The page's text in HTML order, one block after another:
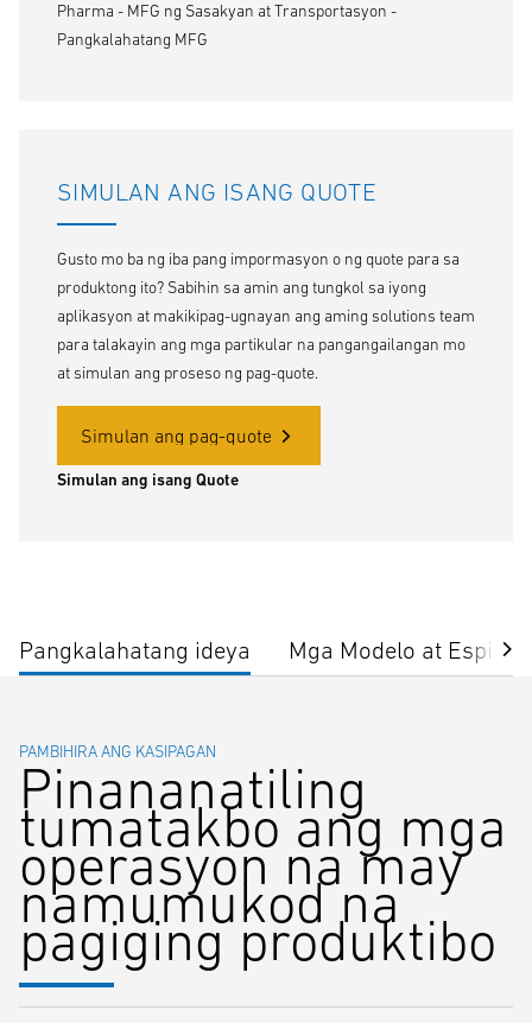
Pharma - MFG ng Sasakyan at Transportasyon -
Pangkalahatang MFG
SIMULAN ANG ISANG QUOTE
Gusto mo ba ng iba pang impormasyon o ng quote para sa
produktong ito? Sabihin sa amin ang tungkol sa iyong
aplikasyon at makikipag-ugnayan ang aming solutions team
para talakayin ang mga partikular na pangangailangan mo
at simulan ang proseso ng pag-quote.
Simulan ang pag-quote
Simulan ang isang Quote
Pangkalahatang ideya Mga Modelo at
PAMBIHIRA ANG KASIPAGAN
Pinananatiling
tumatakbo ang mga
operasyon na may
namumukod na
pagiging produktibo